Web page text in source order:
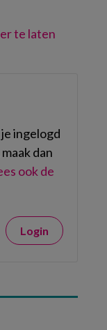
te laten
ingelogd
dan
ook de
Login